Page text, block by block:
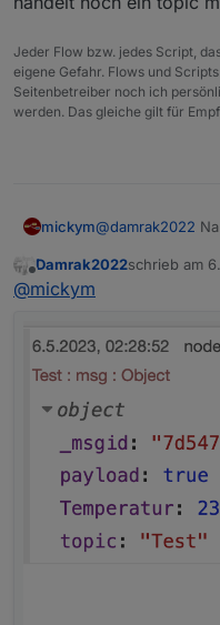
Jeder Flow bzw. jedes Script,
eigene Gefahr. Flows und
Seitenbetreiber noch ich
werden. Das gleiche gilt für
mickym@damrak2022
handelt noch ein
Offline
Damrak2022schrieb am
zuletzt
@mickym